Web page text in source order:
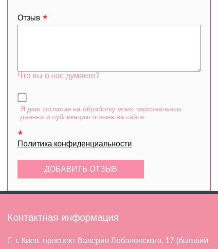
Отзыв
Что вы о нас думаете?
Я даю согласие на обработку моих персональных
данных и публикацию отзыва на сайте.
Политика конфиденциальности
Контактная информация
г. Киев, проспект Валерия Лобановского, 17 (бывший